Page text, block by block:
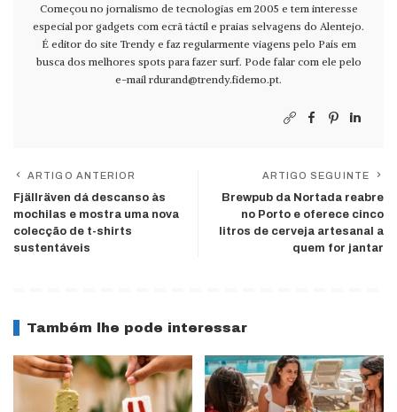
Começou no jornalismo de tecnologias em 2005 e tem interesse
especial por gadgets com ecrã táctil e praias selvagens do Alentejo.
É editor do site Trendy e faz regularmente viagens pelo País em
busca dos melhores spots para fazer surf. Pode falar com ele pelo
e-mail rdurand@trendy.fidemo.pt.
ARTIGO ANTERIOR
Fjällräven dá descanso às
mochilas e mostra uma nova
colecção de t-shirts
sustentáveis
ARTIGO SEGUINTE
Brewpub da Nortada reabre
no Porto e oferece cinco
litros de cerveja artesanal a
quem for jantar
Também lhe pode interessar